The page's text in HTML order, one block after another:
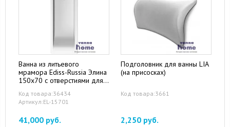
Ванна из литьевого
мрамора Ediss-Russia Элина
150x70 с отверстиями для
Код товара:36434
Артикул:EL-15701
41,000 руб.
Подголовник для ванны LIA
(на присосках)
Код товара:3661
2,250 руб.